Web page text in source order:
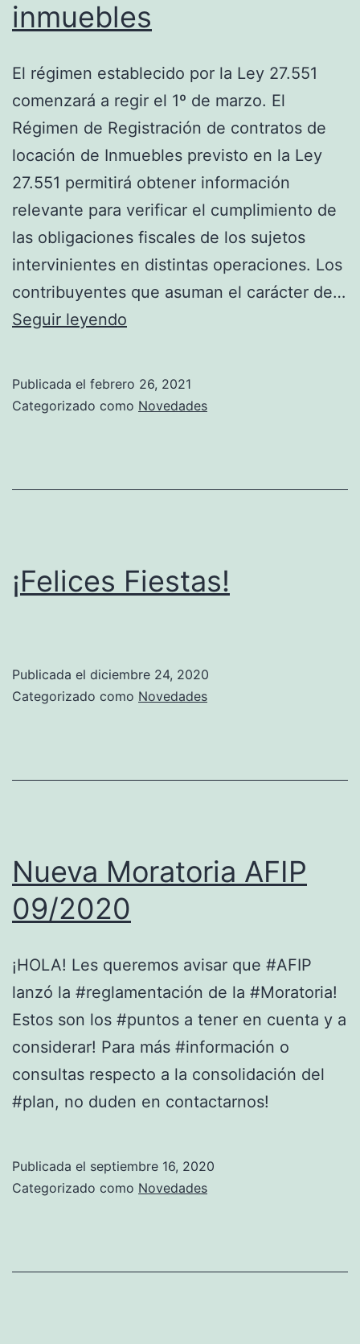
inmuebles
El régimen establecido por la Ley 27.551
comenzará a regir el 1º de marzo. El
Régimen de Registración de contratos de
locación de Inmuebles previsto en la Ley
27.551 permitirá obtener información
relevante para verificar el cumplimiento de
las obligaciones fiscales de los sujetos
intervinientes en distintas operaciones. Los
contribuyentes que asuman el carácter de…
Seguir leyendo
de
Publicada el febrero 26, 2021
Categorizado como Novedades
¡Felices Fiestas!
Publicada el diciembre 24, 2020
Categorizado como Novedades
Nueva Moratoria AFIP
09/2020
¡HOLA! Les queremos avisar que #AFIP
lanzó la #reglamentación de la #Moratoria!
Estos son los #puntos a tener en cuenta y a
considerar! Para más #información o
consultas respecto a la consolidación del
#plan, no duden en contactarnos!
Publicada el septiembre 16, 2020
Categorizado como Novedades